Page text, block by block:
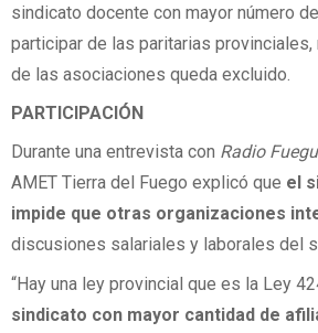
sindicato docente con mayor número
participar de las paritarias
de las asociaciones queda excluido.
PARTICIPACIÓN
Durante una entrevista con Radio
AMET Tierra del Fuego explicó que el
impide que otras organizaciones
discusiones salariales y laborales del
“Hay una ley provincial que es la Ley
sindicato con mayor cantidad de